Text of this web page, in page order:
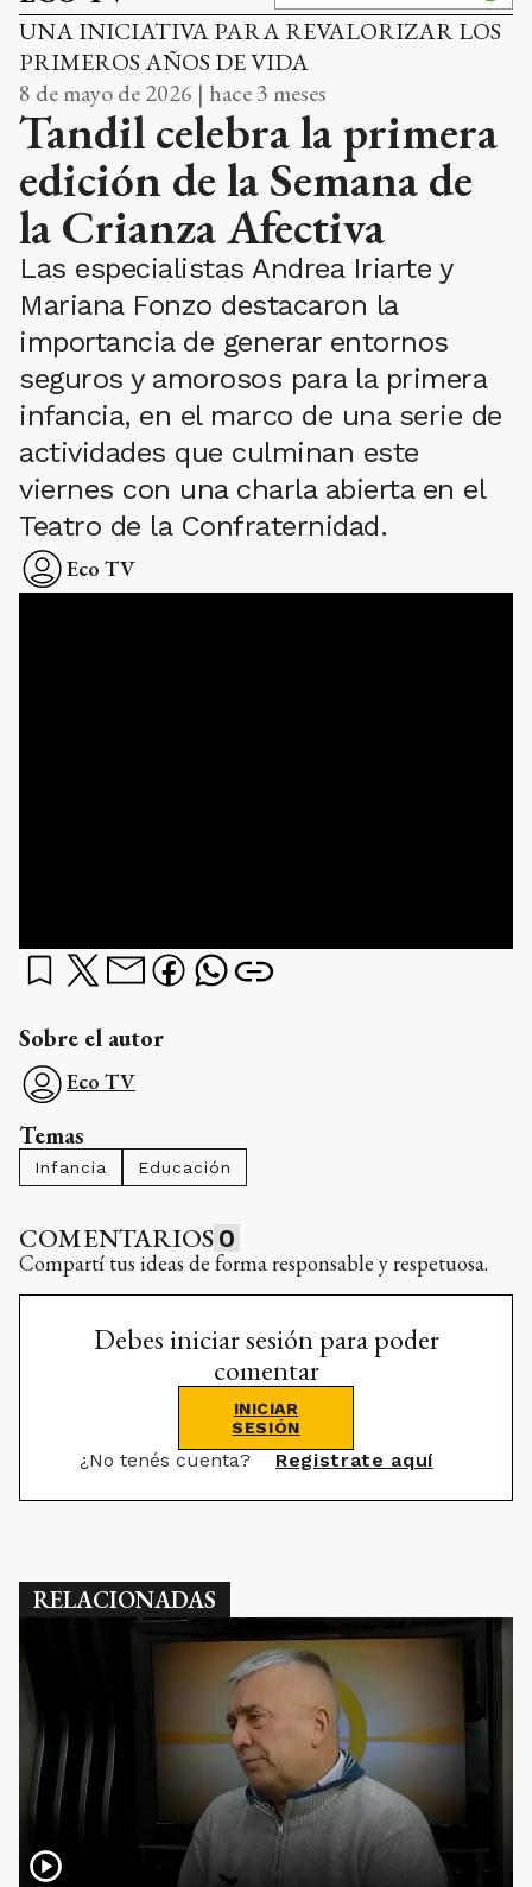
UNA INICIATIVA PARA REVALORIZAR LOS
PRIMEROS AÑOS DE VIDA
8 de mayo de 2026 | hace 3 meses
Tandil celebra la primera
edición de la Semana de
la Crianza Afectiva
Las especialistas Andrea Iriarte y
Mariana Fonzo destacaron la
importancia de generar entornos
seguros y amorosos para la primera
infancia, en el marco de una serie de
actividades que culminan este
viernes con una charla abierta en el
Teatro de la Confraternidad.
Eco TV
Sobre el autor
Eco TV
Temas
Infancia Educación
COMENTARIOS 0
Compartí tus ideas de forma responsable y respetuosa.
Debes iniciar sesión para poder
comentar
INICIAR
SESIÓN
¿No tenés cuenta? Registrate aquí
RELACIONADAS